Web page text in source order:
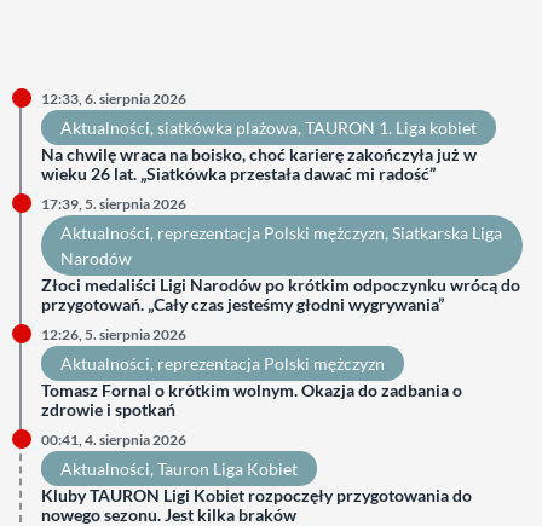
12:33, 6. sierpnia 2026
Aktualności, siatkówka plażowa, TAURON 1. Liga kobiet
Na chwilę wraca na boisko, choć karierę zakończyła już w
wieku 26 lat. „Siatkówka przestała dawać mi radość”
17:39, 5. sierpnia 2026
Aktualności, reprezentacja Polski mężczyzn, Siatkarska Liga
Narodów
Złoci medaliści Ligi Narodów po krótkim odpoczynku wrócą do
przygotowań. „Cały czas jesteśmy głodni wygrywania”
12:26, 5. sierpnia 2026
Aktualności, reprezentacja Polski mężczyzn
Tomasz Fornal o krótkim wolnym. Okazja do zadbania o
zdrowie i spotkań
00:41, 4. sierpnia 2026
Aktualności, Tauron Liga Kobiet
Kluby TAURON Ligi Kobiet rozpoczęły przygotowania do
nowego sezonu. Jest kilka braków